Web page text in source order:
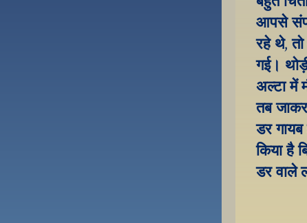
आपसे
रहे थे,
गई।
अल्टा में
तब
डर
किया है
डर वाले